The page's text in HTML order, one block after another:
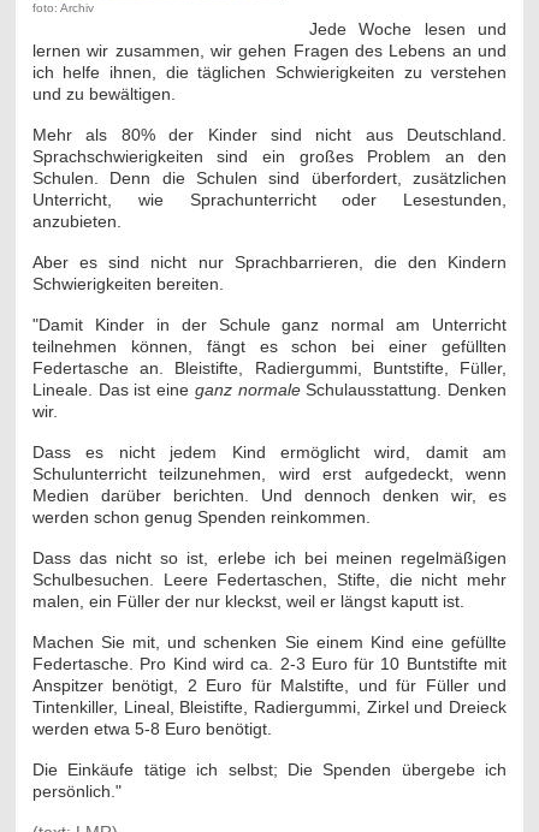
foto: Archiv
Jede Woche lesen und
lernen wir zusammen, wir gehen Fragen des Lebens an und
ich helfe ihnen, die täglichen Schwierigkeiten zu verstehen
und zu bewältigen.
Mehr als 80% der Kinder sind nicht aus Deutschland.
Sprachschwierigkeiten sind ein großes Problem an den
Schulen. Denn die Schulen sind überfordert, zusätzlichen
Unterricht, wie Sprachunterricht oder Lesestunden,
anzubieten.
Aber es sind nicht nur Sprachbarrieren, die den Kindern
Schwierigkeiten bereiten.
"Damit Kinder in der Schule ganz normal am Unterricht
teilnehmen können, fängt es schon bei einer gefüllten
Federtasche an. Bleistifte, Radiergummi, Buntstifte, Füller,
Lineale. Das ist eine ganz normaleSchulausstattung. Denken
wir.
Dass es nicht jedem Kind ermöglicht wird, damit am
Schulunterricht teilzunehmen, wird erst aufgedeckt, wenn
Medien darüber berichten. Und dennoch denken wir, es
werden schon genug Spenden reinkommen.
Dass das nicht so ist, erlebe ich bei meinen regelmäßigen
Schulbesuchen. Leere Federtaschen, Stifte, die nicht mehr
malen, ein Füller der nur kleckst, weil er längst kaputt ist.
Machen Sie mit, und schenken Sie einem Kind eine gefüllte
Federtasche. Pro Kind wird ca. 2-3 Euro für 10 Buntstifte mit
Anspitzer benötigt, 2 Euro für Malstifte, und für Füller und
Tintenkiller, Lineal, Bleistifte, Radiergummi, Zirkel und Dreieck
werden etwa 5-8 Euro benötigt.
Die Einkäufe tätige ich selbst; Die Spenden übergebe ich
persönlich."